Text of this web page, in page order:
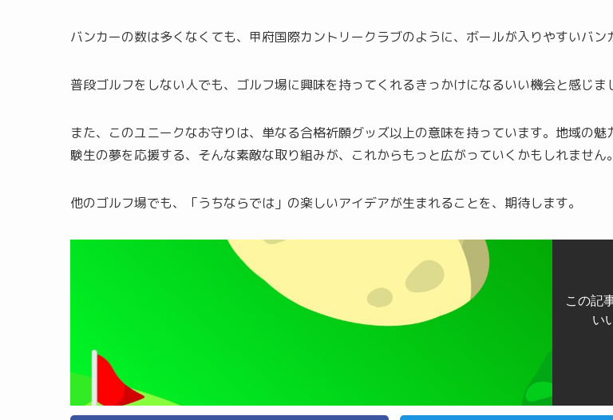
バンカーの数は多くなくても、甲府国際カントリークラブのように、ボールが入りやすいバン
普段ゴルフをしない人でも、ゴルフ場に興味を持ってくれるきっかけになるいい機会と感じま
また、このユニークなお守りは、単なる合格祈願グッズ以上の意味を持っています。地域の魅
験生の夢を応援する、そんな素敵な取り組みが、これからもっと広がっていくかもしれません。
他のゴルフ場でも、「うちならでは」の楽しいアイデアが生まれることを、期待します。
この記
い